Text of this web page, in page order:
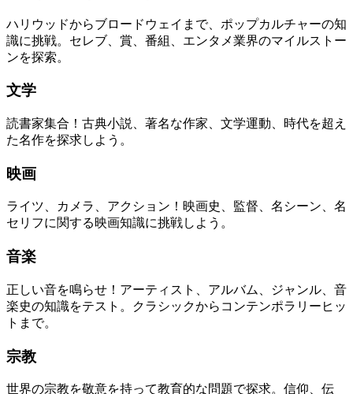
ハリウッドからブロードウェイまで、ポップカルチャーの知
識に挑戦。セレブ、賞、番組、エンタメ業界のマイルストー
ンを探索。
文学
読書家集合！古典小説、著名な作家、文学運動、時代を超え
た名作を探求しよう。
映画
ライツ、カメラ、アクション！映画史、監督、名シーン、名
セリフに関する映画知識に挑戦しよう。
音楽
正しい音を鳴らせ！アーティスト、アルバム、ジャンル、音
楽史の知識をテスト。クラシックからコンテンポラリーヒッ
トまで。
宗教
世界の宗教を敬意を持って教育的な問題で探求。信仰、伝